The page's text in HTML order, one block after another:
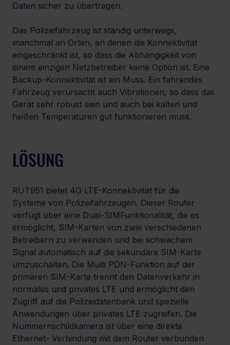
Daten sicher zu übertragen.
Das Polizeifahrzeug ist ständig unterwegs,
manchmal an Orten, an denen die Konnektivität
eingeschränkt ist, so dass die Abhängigkeit von
einem einzigen Netzbetreiber keine Option ist. Eine
Backup-Konnektivität ist ein Muss. Ein fahrendes
Fahrzeug verursacht auch Vibrationen, so dass das
Gerät sehr robust sein und auch bei kalten und
heißen Temperaturen gut funktionieren muss.
LÖSUNG
RUT951 bietet 4G LTE-Konnektivität für die
Systeme von Polizeifahrzeugen. Dieser Router
verfügt über eine Dual-SIMFunktionalität, die es
ermöglicht, SIM-Karten von zwei verschiedenen
Betreibern zu verwenden und bei schwachem
Signal automatisch auf die sekundäre SIM-Karte
umzuschalten. Die Multi PDN-Funktion auf der
primären SIM-Karte trennt den Datenverkehr in
normales und privates LTE und ermöglicht den
Zugriff auf die Polizeidatenbank und spezielle
Anwendungen über privates LTE zugreifen. Die
Nummernschildkamera ist über eine direkte
Ethernet- Verbindung mit dem Router verbunden